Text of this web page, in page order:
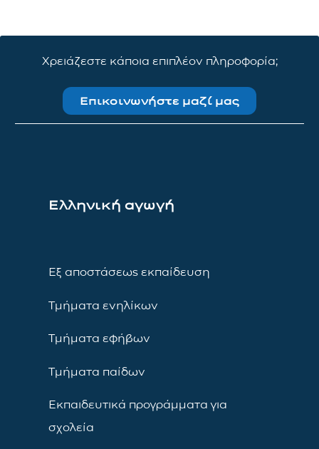
Χρειάζεστε κάποια επιπλέον πληροφορία;
Επικοινωνήστε μαζί μας
Ελληνική αγωγή
Εξ αποστάσεως εκπαίδευση
Τμήματα ενηλίκων
Τμήματα εφήβων
Τμήματα παίδων
Εκπαιδευτικά προγράμματα για
σχολεία